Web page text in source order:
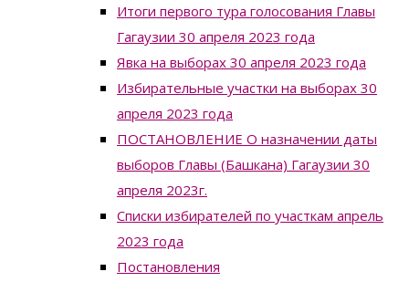
Итоги первого тура голосования Главы
Гагаузии 30 апреля 2023 года
Явка на выборах 30 апреля 2023 года
Избирательные участки на выборах 30
апреля 2023 года
ПОСТАНОВЛЕНИЕ О назначении даты
выборов Главы (Башкана) Гагаузии 30
апреля 2023г.
Списки избирателей по участкам апрель
2023 года
Постановления